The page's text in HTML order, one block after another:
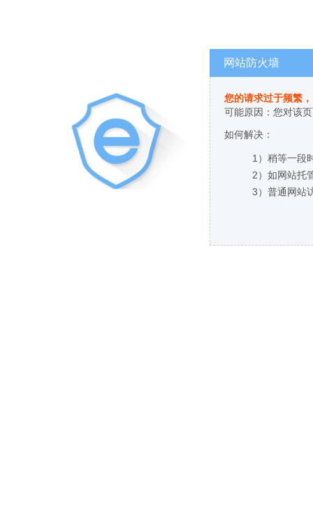
网站防火墙
您的请求过于频繁
可能原因：您对该
如何解决：
1）稍等一段
2）如网站托
3）普通网站